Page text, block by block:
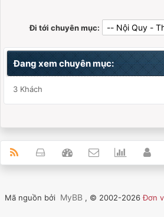
Đi tới chuyên mục:
Đang xem chuyên mục:
3 Khách
Mã nguồn bởi MyBB , © 2002-2026Đơn